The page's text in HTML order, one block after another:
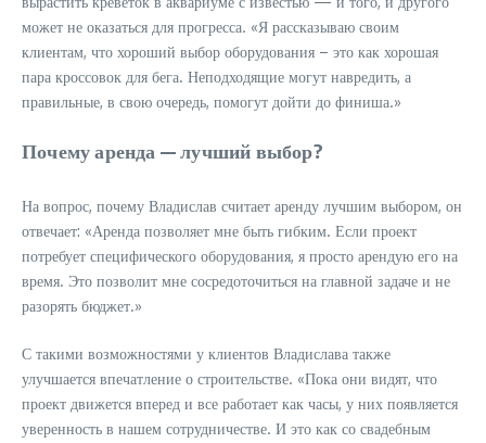
может не оказаться для прогресса. «Я рассказываю своим
клиентам, что хороший выбор оборудования – это как хорошая
пара кроссовок для бега. Неподходящие могут навредить, а
правильные, в свою очередь, помогут дойти до финиша.»
Почему аренда — лучший выбор?
На вопрос, почему Владислав считает аренду лучшим выбором, он
отвечает: «Аренда позволяет мне быть гибким. Если проект
потребует специфического оборудования, я просто арендую его на
время. Это позволит мне сосредоточиться на главной задаче и не
разорять бюджет.»
С такими возможностями у клиентов Владислава также
улучшается впечатление о строительстве. «Пока они видят, что
проект движется вперед и все работает как часы, у них появляется
уверенность в нашем сотрудничестве. И это как со свадебным